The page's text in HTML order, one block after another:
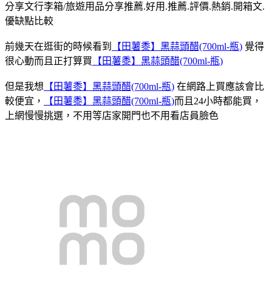
分享文行李箱/旅遊用品分享推薦.好用.推薦.評價.熱銷.開箱文.
優缺點比較
前幾天在逛街的時候看到 【田薯黍】黑蒜頭醋(700ml-瓶) 覺得
很心動而且正打算買 【田薯黍】黑蒜頭醋(700ml-瓶)
但是我想 【田薯黍】黑蒜頭醋(700ml-瓶) 在網路上買應該會比
較便宜，
【田薯黍】黑蒜頭醋(700ml-瓶)而且24小時都能買，
上網慢慢挑選，不用等店家開門也不用看店員臉色